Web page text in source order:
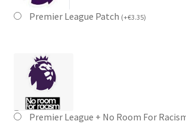
Premier League Patch (+€3.35)
Premier League + No Room For